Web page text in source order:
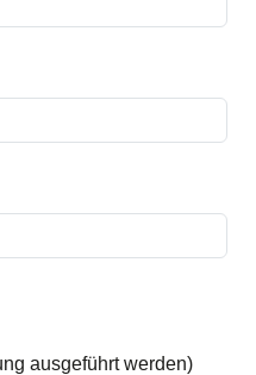
ausgeführt werden)